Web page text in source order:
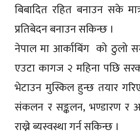
बिबादित रहित बनाउन सके
प्रतिबेदन बनाउन सकिन्छ ।
नेपाल मा आर्काबिंग को ठुलो
एउटा कागज २ महिना पछि
भेटाउन मुस्किल हुन्छ तयार
संकलन र सङ्कलन, भण्डारण र
राख्ने ब्यस्वस्था गर्न सकिन्छ ।